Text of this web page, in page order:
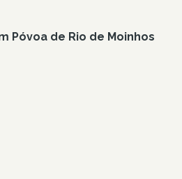
Póvoa de Rio de Moinhos